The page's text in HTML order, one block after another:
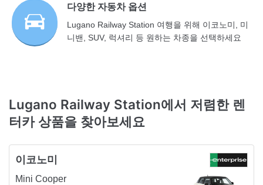
다양한 자동차 옵션
Lugano Railway Station 여행을 위해 이코노미, 미
니밴, SUV, 럭셔리 등 원하는 차종을 선택하세요
Lugano Railway Station에서 저렴한 렌
터카 상품을 찾아보세요
이코노미
Mini Cooper